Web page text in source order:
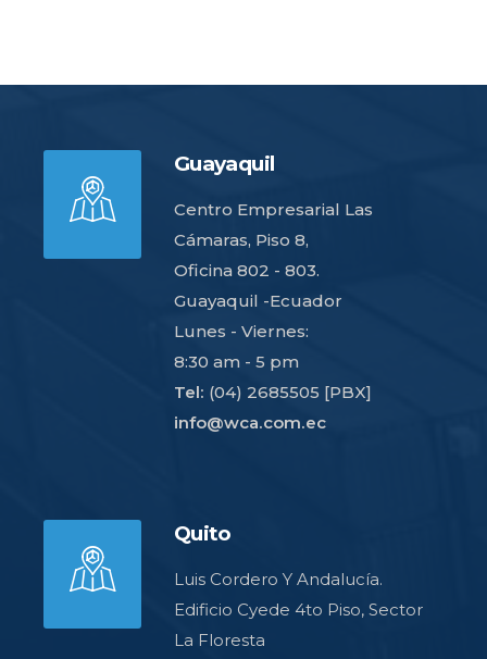
Guayaquil
Centro Empresarial Las
Cámaras, Piso 8,
Oficina 802 - 803.
Guayaquil -Ecuador
Lunes - Viernes:
8:30 am - 5 pm
Tel: (04) 2685505 [PBX]
info@wca.com.ec
Quito
Luis Cordero Y Andalucía.
Edificio Cyede 4to Piso, Sector
La Floresta